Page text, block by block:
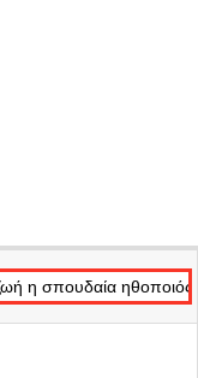
ηθοποιός Μάρω